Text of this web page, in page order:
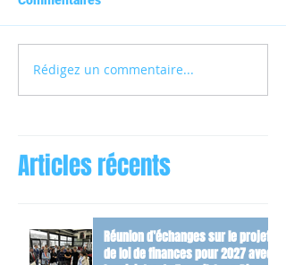
Rédigez un commentaire...
Articles récents
Réunion d’échanges sur le projet
de loi de finances pour 2027 avec